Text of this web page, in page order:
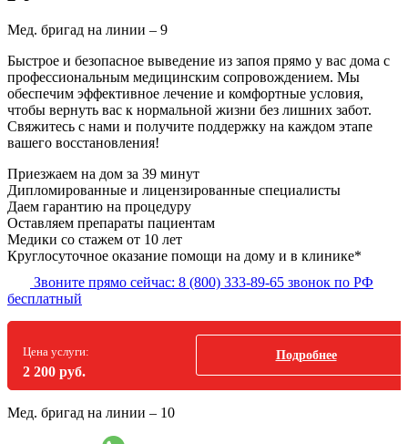
Мед. бригад на линии – 9
Быстрое и безопасное выведение из запоя прямо у вас дома с
профессиональным медицинским сопровождением. Мы
обеспечим эффективное лечение и комфортные условия,
чтобы вернуть вас к нормальной жизни без лишних забот.
Свяжитесь с нами и получите поддержку на каждом этапе
вашего восстановления!
Приезжаем на дом за 39 минут
Дипломированные и лицензированные специалисты
Даем гарантию на процедуру
Оставляем препараты пациентам
Медики со стажем от 10 лет
Круглосуточное оказание помощи на дому и в клинике*
Звоните прямо сейчас: 8 (800) 333-89-65 звонок по РФ
бесплатный
Цена услуги:
2 200 руб.
Подробнее
Мед. бригад на линии – 10